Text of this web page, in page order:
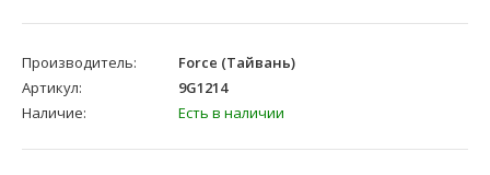
Производитель:
Force (Тайвань)
Артикул:
9G1214
Наличие:
Есть в наличии